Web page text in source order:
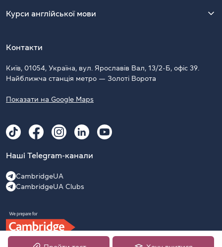
Курси англійської мови
Контакти
Київ, 01054, Україна, вул. Ярославів Вал, 13/2-Б, офіс 39.
Найближча станція метро — Золоті Ворота
Показати на Google Maps
Наші Telegram-канали
CambridgeUA
CambridgeUA Clubs